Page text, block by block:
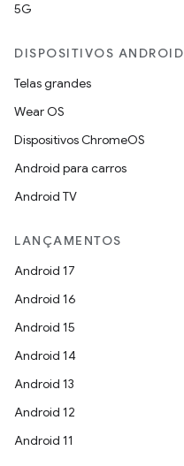
5G
DISPOSITIVOS ANDROID
Telas grandes
Wear OS
Dispositivos ChromeOS
Android para carros
Android TV
LANÇAMENTOS
Android 17
Android 16
Android 15
Android 14
Android 13
Android 12
Android 11